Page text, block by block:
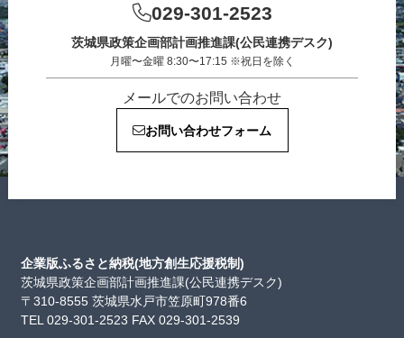
029-301-2523
茨城県政策企画部計画推進課(公民連携デスク)
月曜〜金曜 8:30〜17:15 ※祝日を除く
メールでのお問い合わせ
お問い合わせフォーム
企業版ふるさと納税(地方創生応援税制)
茨城県政策企画部計画推進課(公民連携デスク)
〒310-8555 茨城県水戸市笠原町978番6
TEL 029-301-2523 FAX 029-301-2539